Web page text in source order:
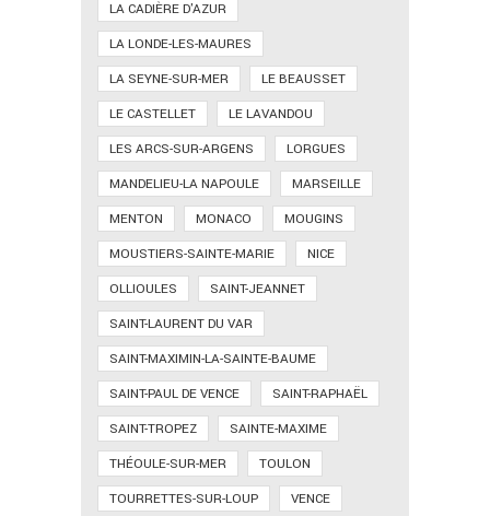
LA CADIÈRE D'AZUR
LA LONDE-LES-MAURES
LA SEYNE-SUR-MER
LE BEAUSSET
LE CASTELLET
LE LAVANDOU
LES ARCS-SUR-ARGENS
LORGUES
MANDELIEU-LA NAPOULE
MARSEILLE
MENTON
MONACO
MOUGINS
MOUSTIERS-SAINTE-MARIE
NICE
OLLIOULES
SAINT-JEANNET
SAINT-LAURENT DU VAR
SAINT-MAXIMIN-LA-SAINTE-BAUME
SAINT-PAUL DE VENCE
SAINT-RAPHAËL
SAINT-TROPEZ
SAINTE-MAXIME
THÉOULE-SUR-MER
TOULON
TOURRETTES-SUR-LOUP
VENCE